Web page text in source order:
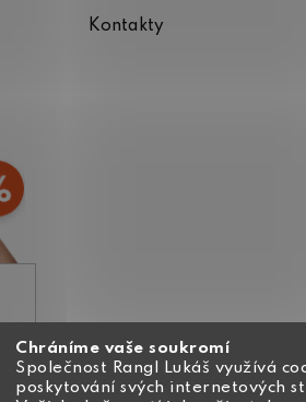
Chráníme vaše soukromí
Společnost Rangl Lukáš využívá
poskytování svých internetových
Kontakty